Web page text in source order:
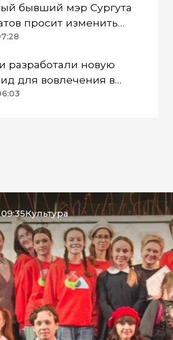
бывший мэр Сургута
просит изменить
разработали новую
для вовлечения в
жертв
Культура